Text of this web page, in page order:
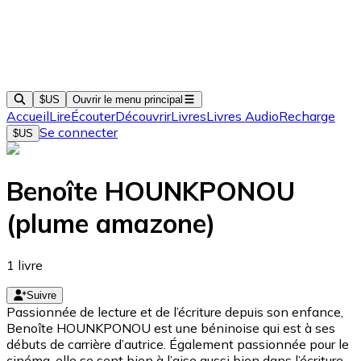
$US Ouvrir le menu principal
AccueilLireÉcouterDécouvrirLivresLivres AudioRecharge
$US Se connecter
Benoîte HOUNKPONOU
(plume amazone)
1 livre
Suivre
Passionnée de lecture et de l’écriture depuis son enfance,
Benoîte HOUNKPONOU est une béninoise qui est à ses
débuts de carrière d’autrice. Également passionnée pour le